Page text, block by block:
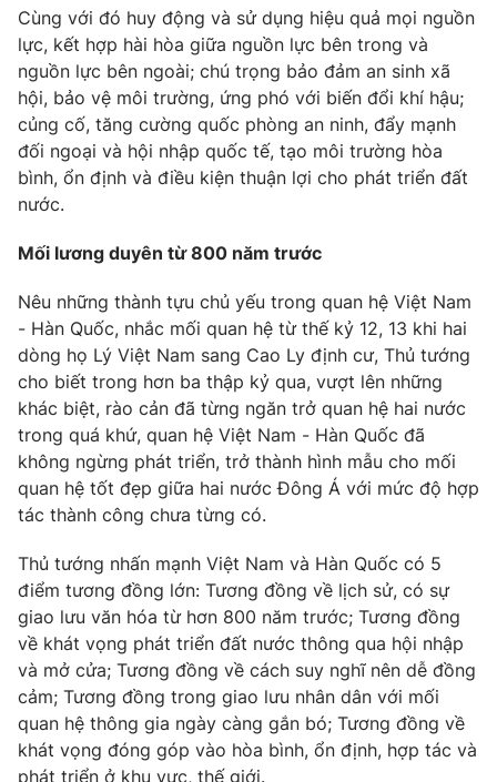
Cùng với đó huy động và sử dụng hiệu quả mọi nguồn
lực, kết hợp hài hòa giữa nguồn lực bên trong và
nguồn lực bên ngoài; chú trọng bảo đảm an sinh xã
hội, bảo vệ môi trường, ứng phó với biến đổi khí hậu;
củng cố, tăng cường quốc phòng an ninh, đẩy mạnh
đối ngoại và hội nhập quốc tế, tạo môi trường hòa
bình, ổn định và điều kiện thuận lợi cho phát triển đất
nước.
Mối lương duyên từ 800 năm trước
Nêu những thành tựu chủ yếu trong quan hệ Việt Nam
- Hàn Quốc, nhắc mối quan hệ từ thế kỷ 12, 13 khi hai
dòng họ Lý Việt Nam sang Cao Ly định cư, Thủ tướng
cho biết trong hơn ba thập kỷ qua, vượt lên những
khác biệt, rào cản đã từng ngăn trở quan hệ hai nước
trong quá khứ, quan hệ Việt Nam - Hàn Quốc đã
không ngừng phát triển, trở thành hình mẫu cho mối
quan hệ tốt đẹp giữa hai nước Đông Á với mức độ hợp
tác thành công chưa từng có.
Thủ tướng nhấn mạnh Việt Nam và Hàn Quốc có 5
điểm tương đồng lớn: Tương đồng về lịch sử, có sự
giao lưu văn hóa từ hơn 800 năm trước; Tương đồng
về khát vọng phát triển đất nước thông qua hội nhập
và mở cửa; Tương đồng về cách suy nghĩ nên dễ đồng
cảm; Tương đồng trong giao lưu nhân dân với mối
quan hệ thông gia ngày càng gắn bó; Tương đồng về
khát vọng đóng góp vào hòa bình, ổn định, hợp tác và
phát triển ở khu vực, thế giới.